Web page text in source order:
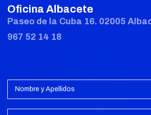
Oficina Albacete
Paseo de la Cuba 16. 02005
967 52 14 18